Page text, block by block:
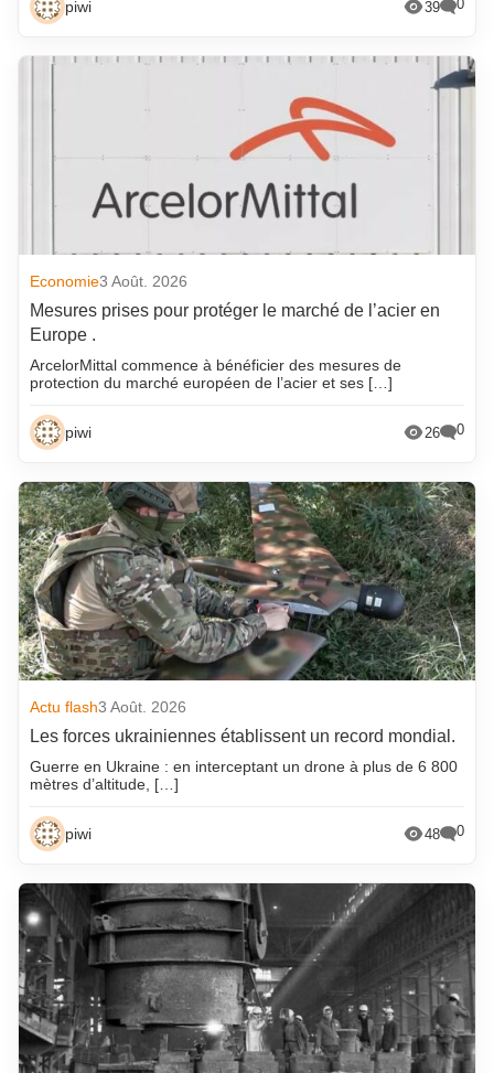
piwi 39 0
Economie3 Août. 2026
Mesures prises pour protéger le marché de l’acier en
Europe .
ArcelorMittal commence à bénéficier des mesures de
protection du marché européen de l’acier et ses […]
piwi 26 0
Actu flash3 Août. 2026
Les forces ukrainiennes établissent un record mondial.
Guerre en Ukraine : en interceptant un drone à plus de 6 800
mètres d’altitude, […]
piwi 48 0